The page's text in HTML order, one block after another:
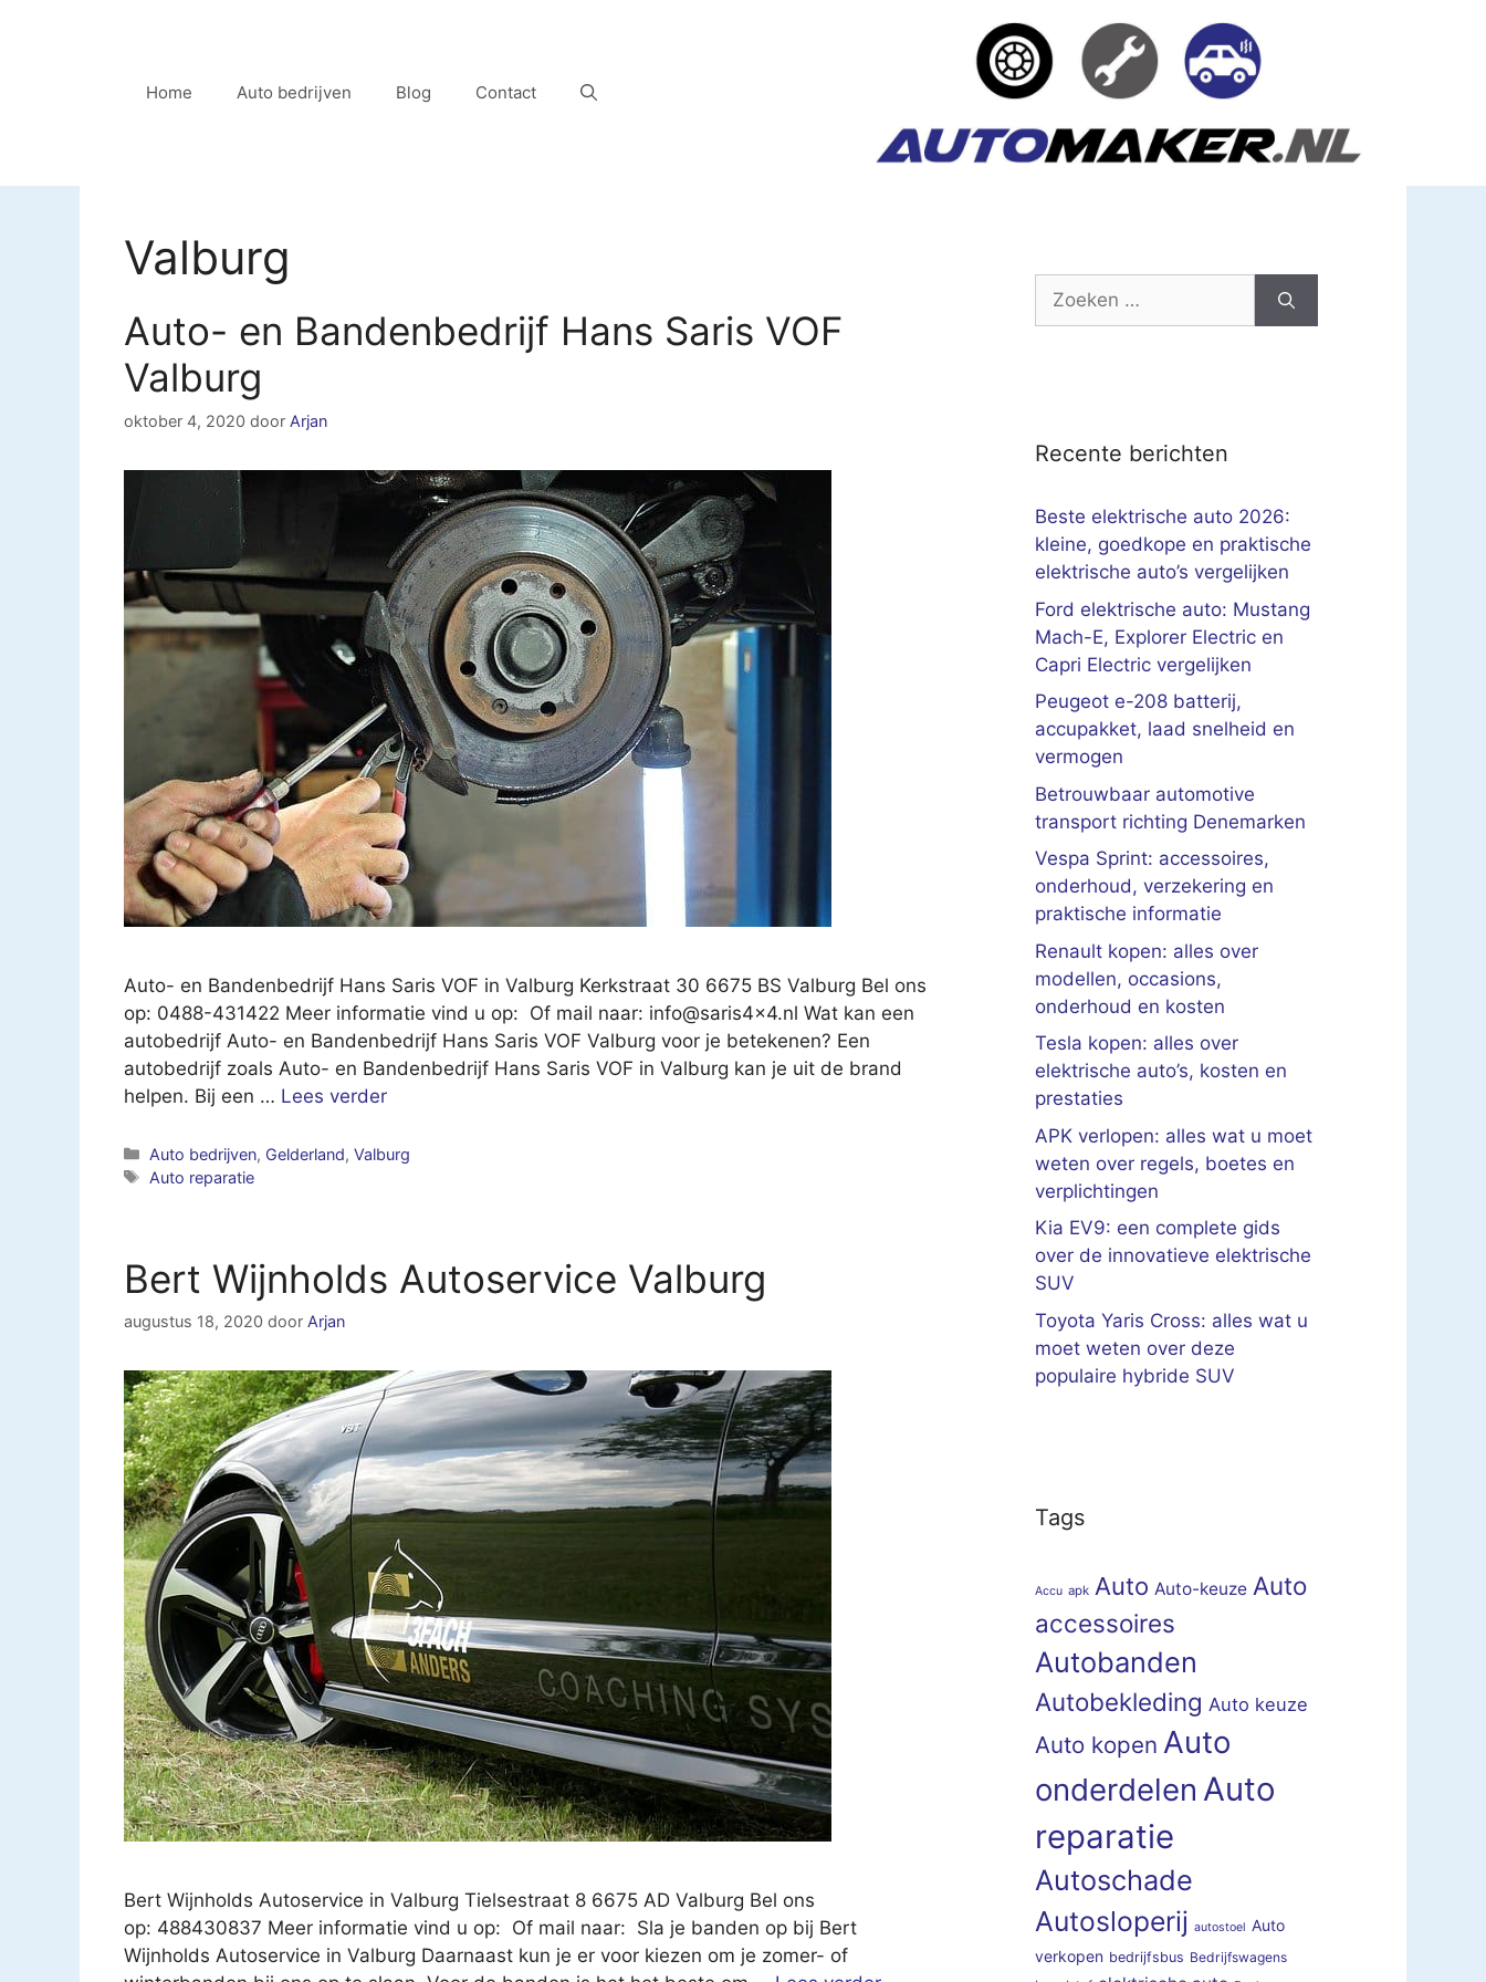
Home Auto bedrijven Blog Contact
Valburg
Auto- en Bandenbedrijf Hans Saris VOF
Valburg
oktober 4, 2020 door Arjan
Auto- en Bandenbedrijf Hans Saris VOF in Valburg Kerkstraat 30 6675 BS Valburg Bel ons
op: 0488-431422 Meer informatie vind u op: Of mail naar: info@saris4x4.nl Wat kan een
autobedrijf Auto- en Bandenbedrijf Hans Saris VOF Valburg voor je betekenen? Een
autobedrijf zoals Auto- en Bandenbedrijf Hans Saris VOF in Valburg kan je uit de brand
helpen. Bij een … Lees verder
Categorieën
Auto bedrijven, Gelderland,Valburg
Tags
Auto reparatie
Bert Wijnholds Autoservice Valburg
augustus 18, 2020 door Arjan
Bert Wijnholds Autoservice in Valburg Tielsestraat 8 6675 AD Valburg Bel ons
op: 488430837 Meer informatie vind u op: Of mail naar: Sla je banden op bij Bert
Wijnholds Autoservice in Valburg Daarnaast kun je er voor kiezen om je zomer- of
Zoek
Recente berichten
Beste elektrische auto 2026:
kleine, goedkope en praktische
elektrische auto’s vergelijken
Ford elektrische auto: Mustang
Mach-E, Explorer Electric en
Capri Electric vergelijken
Peugeot e-208 batterij,
accupakket, laad snelheid en
vermogen
Betrouwbaar automotive
transport richting Denemarken
Vespa Sprint: accessoires,
onderhoud, verzekering en
praktische informatie
Renault kopen: alles over
modellen, occasions,
onderhoud en kosten
Tesla kopen: alles over
elektrische auto’s, kosten en
prestaties
APK verlopen: alles wat u moet
weten over regels, boetes en
verplichtingen
Kia EV9: een complete gids
over de innovatieve elektrische
SUV
Toyota Yaris Cross: alles wat u
moet weten over deze
populaire hybride SUV
Tags
Accu apk Auto Auto-keuze Auto
accessoires
Autobanden
Autobekleding Auto keuze
Auto kopen Auto
onderdelen Auto
reparatie
Autoschade
Autosloperij autostoel Auto
verkopen bedrijfsbus Bedrijfswagens